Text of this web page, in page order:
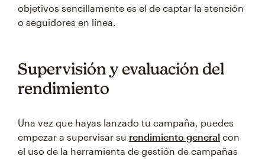
objetivos sencillamente es el de captar la atención
o seguidores en línea.
Supervisión y evaluación del
rendimiento
Una vez que hayas lanzado tu campaña, puedes
empezar a supervisar su rendimiento general con
el uso de la herramienta de gestión de campañas